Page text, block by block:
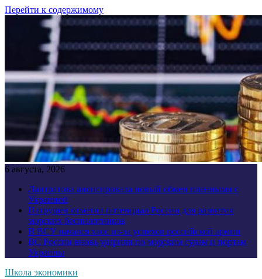
Перейти к содержимому
6 августа, 2026
Лантратова анонсировала новый обмен пленными с
Украиной
Патрушев отметил потенциал России для развития
морских беспилотников
В ВСУ начался хаос из-за успехов российской армии
ВС России вновь ударили по морским судам и портам
Украины
Школа экономики